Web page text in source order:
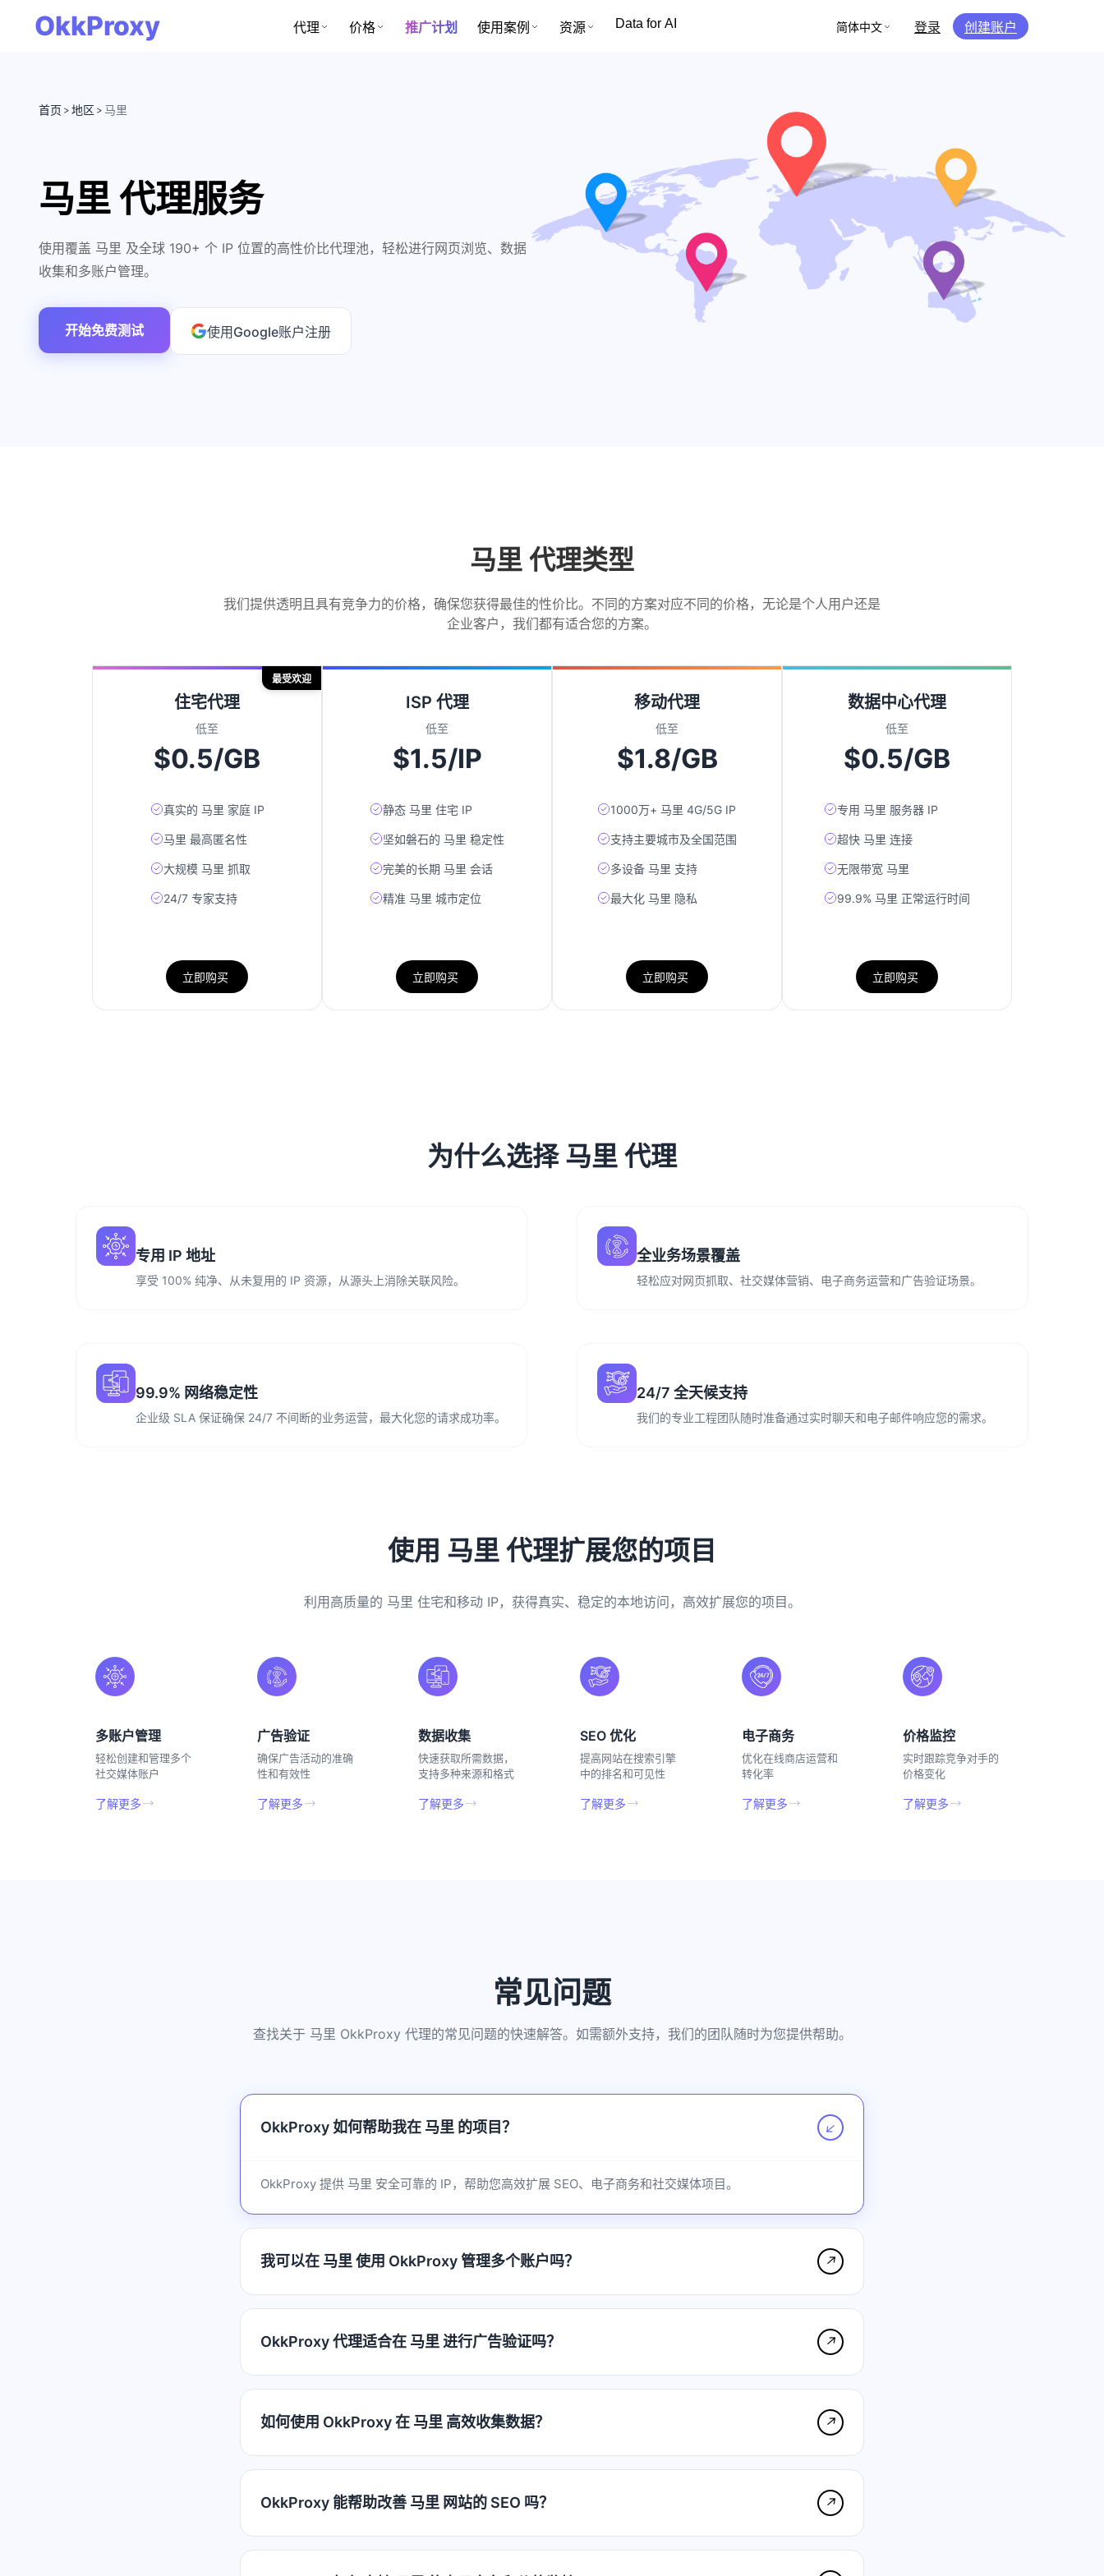
OkkProxy 代理 价格 推广计划 使用案例 资源 Data for AI 简体中文 登录 创建账户
首页 > 地区 > 马里
马里 代理服务
使用覆盖 马里 及全球 190+ 个 IP 位置的高性价比代理池，轻松进行网页浏览、数据
收集和多账户管理。
开始免费测试 使用Google账户注册
马里 代理类型
我们提供透明且具有竞争力的价格，确保您获得最佳的性价比。不同的方案对应不同的价格，无论是个人用户还是
企业客户，我们都有适合您的方案。
住宅代理
低至
$0.5/GB
真实的 马里 家庭 IP
马里 最高匿名性
大规模 马里 抓取
24/7 专家支持
最受欢迎
立即购买
ISP 代理
低至
$1.5/IP
静态 马里 住宅 IP
坚如磐石的 马里 稳定性
完美的长期 马里 会话
精准 马里 城市定位
立即购买
移动代理
低至
$1.8/GB
1000万+ 马里 4G/5G IP
支持主要城市及全国范围
多设备 马里 支持
最大化 马里 隐私
立即购买
数据中心代理
低至
$0.5/GB
专用 马里 服务器 IP
超快 马里 连接
无限带宽 马里
99.9% 马里 正常运行时间
立即购买
为什么选择 马里 代理
专用 IP 地址
享受 100% 纯净、从未复用的 IP 资源，从源头上消除关联风险。
全业务场景覆盖
轻松应对网页抓取、社交媒体营销、电子商务运营和广告验证场景。
99.9% 网络稳定性
企业级 SLA 保证确保 24/7 不间断的业务运营，最大化您的请求成功率。
24/7 全天候支持
我们的专业工程团队随时准备通过实时聊天和电子邮件响应您的需求。
使用 马里 代理扩展您的项目
利用高质量的 马里 住宅和移动 IP，获得真实、稳定的本地访问，高效扩展您的项目。
多账户管理
轻松创建和管理多个
社交媒体账户
了解更多
广告验证
确保广告活动的准确
性和有效性
了解更多
数据收集
快速获取所需数据，
支持多种来源和格式
了解更多
SEO 优化
提高网站在搜索引擎
中的排名和可见性
了解更多
电子商务
优化在线商店运营和
转化率
了解更多
价格监控
实时跟踪竞争对手的
价格变化
了解更多
常见问题
查找关于 马里 OkkProxy 代理的常见问题的快速解答。如需额外支持，我们的团队随时为您提供帮助。
OkkProxy 如何帮助我在 马里 的项目？ ↗
OkkProxy 提供 马里 安全可靠的 IP，帮助您高效扩展 SEO、电子商务和社交媒体项目。
我可以在 马里 使用 OkkProxy 管理多个账户吗？ ↗
OkkProxy 代理适合在 马里 进行广告验证吗？ ↗
如何使用 OkkProxy 在 马里 高效收集数据？ ↗
OkkProxy 能帮助改善 马里 网站的 SEO 吗？ ↗